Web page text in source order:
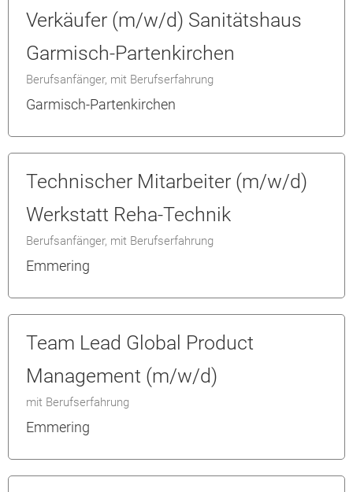
Verkäufer (m/w/d) Sanitätshaus
Garmisch-Partenkirchen
Berufsanfänger, mit Berufserfahrung
Garmisch-Partenkirchen
Technischer Mitarbeiter (m/w/d)
Werkstatt Reha-Technik
Berufsanfänger, mit Berufserfahrung
Emmering
Team Lead Global Product
Management (m/w/d)
mit Berufserfahrung
Emmering